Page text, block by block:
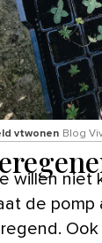
vtwonen Blog
de pomp